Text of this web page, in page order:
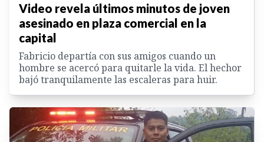
Video revela últimos minutos de joven
asesinado en plaza comercial en la
capital
Fabricio departía con sus amigos cuando un
hombre se acercó para quitarle la vida. El hechor
bajó tranquilamente las escaleras para huir.